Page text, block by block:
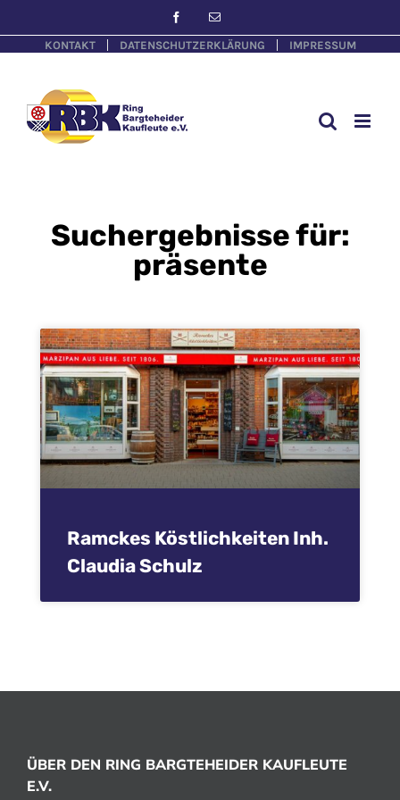
KONTAKT DATENSCHUTZERKLÄRUNG IMPRESSUM
Suchergebnisse für:
präsente
Ramckes Köstlichkeiten Inh.
Claudia Schulz
ÜBER DEN RING BARGTEHEIDER KAUFLEUTE
E.V.